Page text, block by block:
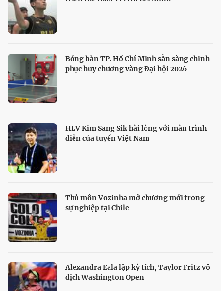
Bóng bàn TP. Hồ Chí Minh sẵn sàng chinh
phục huy chương vàng Đại hội 2026
HLV Kim Sang Sik hài lòng với màn trình
diễn của tuyển Việt Nam
Thủ môn Vozinha mở chương mới trong
sự nghiệp tại Chile
Alexandra Eala lập kỳ tích, Taylor Fritz vô
địch Washington Open